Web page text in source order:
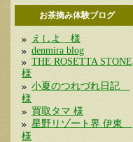
お茶摘み体験ブログ
えしよ 様
denmira blog
THE ROSETTA STONE
様
小夏のつれづれ日記
様
買取タマ 様
星野リゾート界 伊東
様